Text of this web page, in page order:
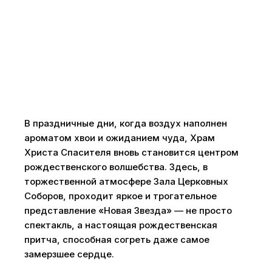
В праздничные дни, когда воздух наполнен
ароматом хвои и ожиданием чуда, Храм
Христа Спасителя вновь становится центром
рождественского волшебства. Здесь, в
торжественной атмосфере Зала Церковных
Соборов, проходит яркое и трогательное
представление «Новая Звезда» — не просто
спектакль, а настоящая рождественская
притча, способная согреть даже самое
замерзшее сердце.